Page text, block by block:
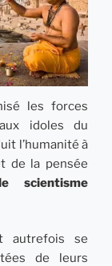
les forces
idoles du
l’humanité à
de la pensée
scientisme
autrefois se
de leurs